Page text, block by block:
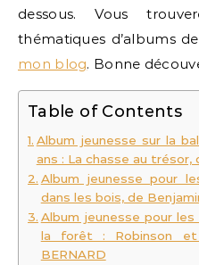
dessous. Vous
thématiques d’albums
mon blog. Bonne
Table of Contents
Album jeunesse sur la
ans : La chasse au trésor,
Album jeunesse pour
dans les bois, de
Album jeunesse pour
la forêt : Robinson et
BERNARD